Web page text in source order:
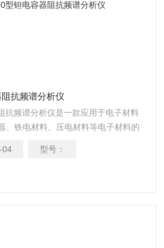
抗频谱分析仪
抗频谱分析仪是一款应用于电子材料
、铁电材料、压电材料等电子材料的
电性能，从而为电子器件的设计和制
前研究优良材料的重要科研设备。
04 型号：